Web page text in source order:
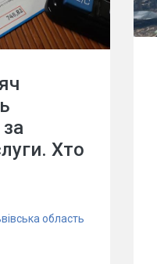
Хто
область